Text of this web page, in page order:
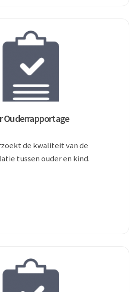
Ouderrapportage
de kwaliteit van de
tussen ouder en kind.